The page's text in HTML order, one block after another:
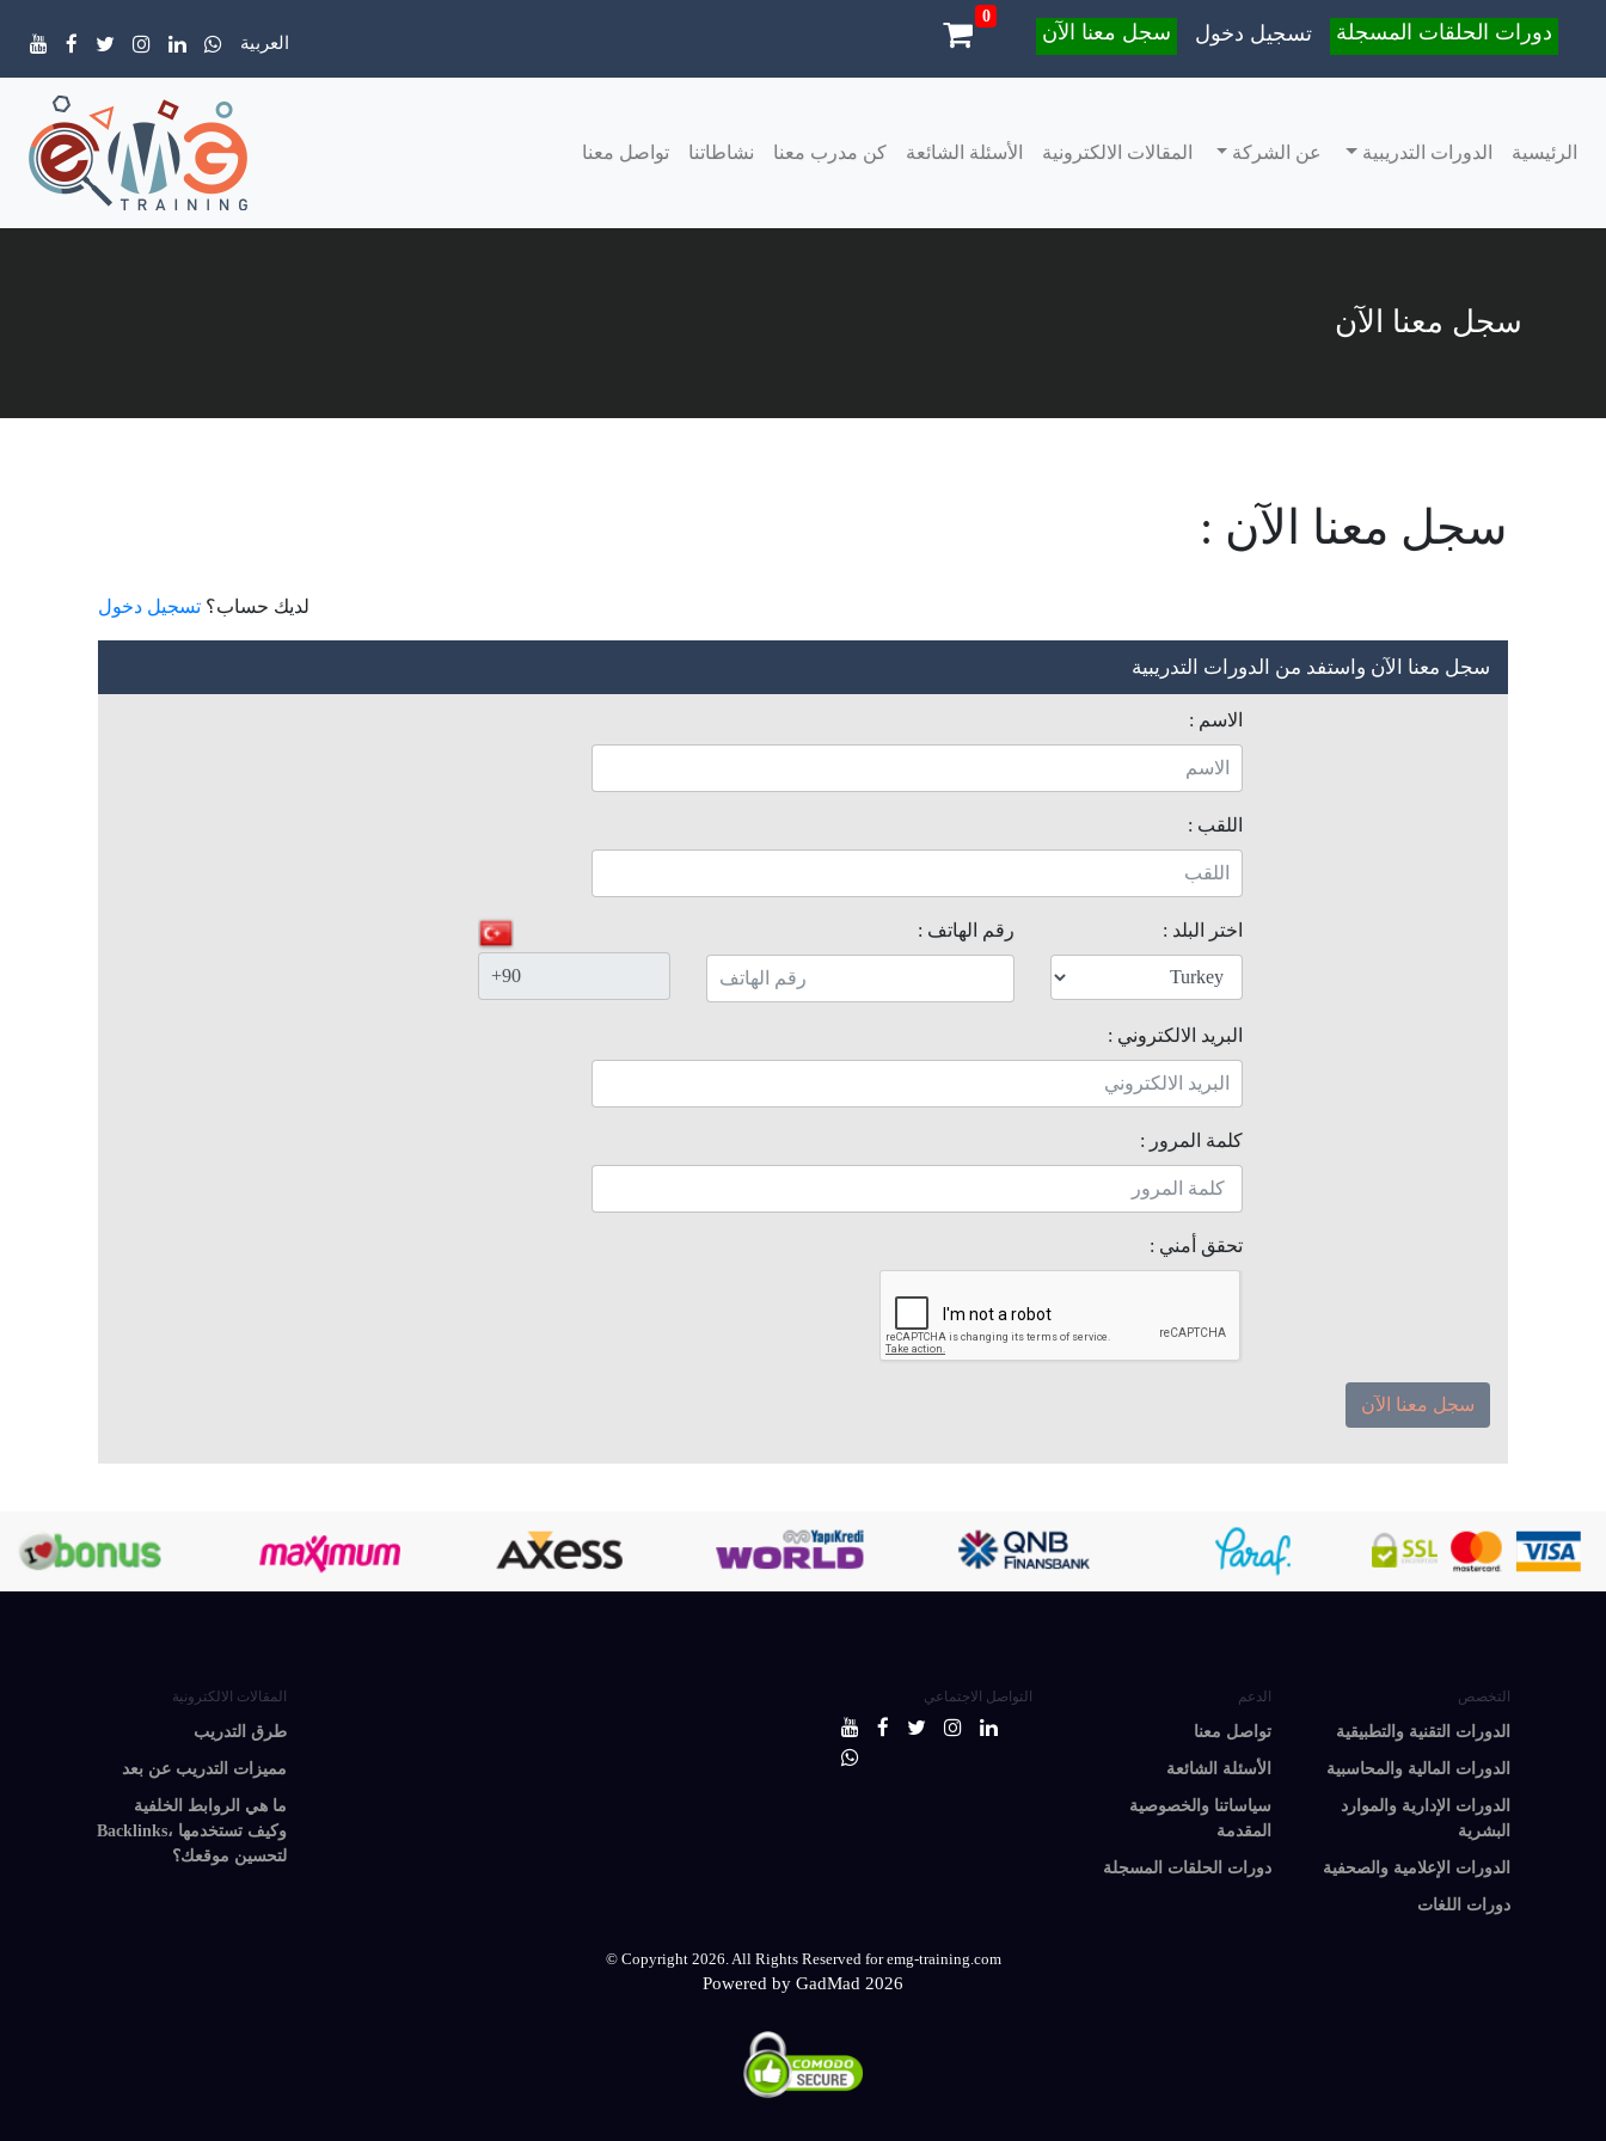
دورات الحلقات المسجلة تسجيل دخول سجل معنا الآن العربية
0
الرئيسية الدورات التدريبية عن الشركة المقالات الالكترونية الأسئلة الشائعة كن مدرب معنا نشاطاتنا تواصل معنا
سجل معنا الآن
: سجل معنا الآن
لديك حساب؟ تسجيل دخول
سجل معنا الآن واستفد من الدورات التدريبية
الاسم :
اللقب :
اختر البلد : رقم الهاتف :
البريد الالكتروني :
كلمة المرور :
تحقق أمني :
سجل معنا الآن
التخصص
الدورات التقنية والتطبيقية
الدورات المالية والمحاسبية
الدورات الإدارية والموارد
البشرية
الدورات الإعلامية والصحفية
دورات اللغات
المقالات الالكترونية
طرق التدريب
مميزات التدريب عن بعد
ما هي الروابط الخلفية
Backlinks، وكيف تستخدمها
لتحسين موقعك؟
الدعم
تواصل معنا
الأسئلة الشائعة
سياساتنا والخصوصية
المقدمة
دورات الحلقات المسجلة
التواصل الاجتماعي
© Copyright 2026. All Rights Reserved for emg-training.com
Powered by GadMad 2026